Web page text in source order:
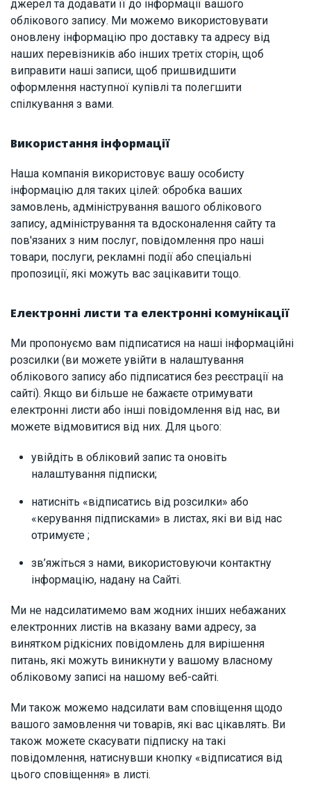
джерел та додавати її до інформації вашого
облікового запису. Ми можемо використовувати
оновлену інформацію про доставку та адресу від
наших перевізників або інших третіх сторін, щоб
виправити наші записи, щоб пришвидшити
оформлення наступної купівлі та полегшити
спілкування з вами.
Використання інформації
Наша компанія використовує вашу особисту
інформацію для таких цілей: обробка ваших
замовлень, адміністрування вашого облікового
запису, адміністрування та вдосконалення сайту та
пов'язаних з ним послуг, повідомлення про наші
товари, послуги, рекламні події або спеціальні
пропозиції, які можуть вас зацікавити тощо.
Електронні листи та електронні комунікації
Ми пропонуємо вам підписатися на наші інформаційні
розсилки (ви можете увійти в налаштування
облікового запису або підписатися без реєстрації на
сайті). Якщо ви більше не бажаєте отримувати
електронні листи або інші повідомлення від нас, ви
можете відмовитися від них. Для цього:
увійдіть в обліковий запис та оновіть
налаштування підписки;
натисніть «відписатись від розсилки» або
«керування підписками» в листах, які ви від нас
отримуєте ;
зв’яжіться з нами, використовуючи контактну
інформацію, надану на Сайті.
Ми не надсилатимемо вам жодних інших небажаних
електронних листів на вказану вами адресу, за
винятком рідкісних повідомлень для вирішення
питань, які можуть виникнути у вашому власному
обліковому записі на нашому веб-сайті.
Ми також можемо надсилати вам сповіщення щодо
вашого замовлення чи товарів, які вас цікавлять. Ви
також можете скасувати підписку на такі
повідомлення, натиснувши кнопку «відписатися від
цього сповіщення» в листі.